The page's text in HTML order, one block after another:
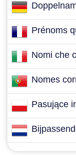
Prénoms
Nomi che
Nomes
Pasujące